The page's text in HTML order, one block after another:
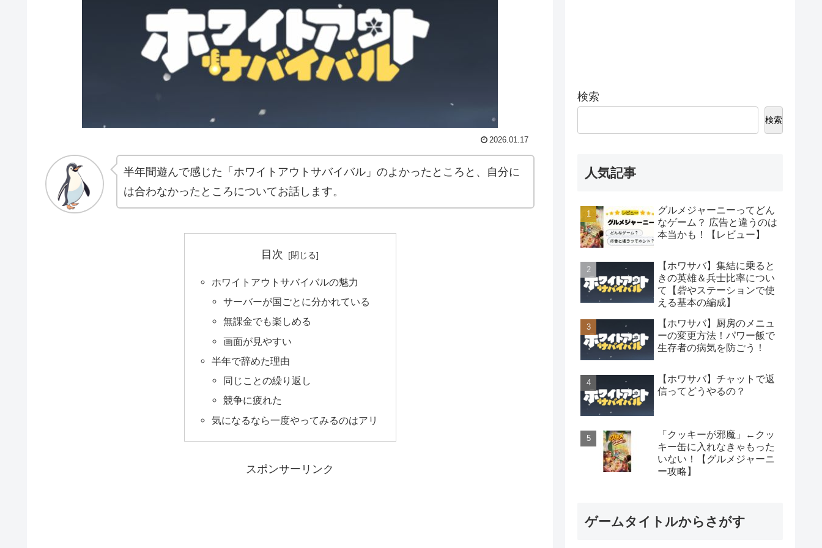
2026.01.17
半年間遊んで感じた「ホワイトアウトサバイバル」のよかったところと、自分に
は合わなかったところについてお話します。
目次
ホワイトアウトサバイバルの魅力
サーバーが国ごとに分かれている
無課金でも楽しめる
画面が見やすい
半年で辞めた理由
同じことの繰り返し
競争に疲れた
気になるなら一度やってみるのはアリ
スポンサーリンク
検索
検索
人気記事
グルメジャーニーってどん
なゲーム？ 広告と違うのは
本当かも！【レビュー】
【ホワサバ】集結に乗ると
きの英雄＆兵士比率につい
て【砦やステーションで使
える基本の編成】
【ホワサバ】厨房のメニュ
ーの変更方法！パワー飯で
生存者の病気を防ごう！
【ホワサバ】チャットで返
信ってどうやるの？
「クッキーが邪魔」←クッ
キー缶に入れなきゃもった
いない！【グルメジャーニ
ー攻略】
ゲームタイトルからさがす